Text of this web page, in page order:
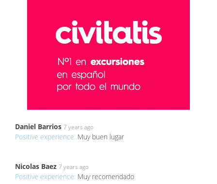
Daniel Barrios 7 years ago
Positive experience: Muy buen lugar
Nicolas Baez 7 years ago
Positive experience: Muy recomendado